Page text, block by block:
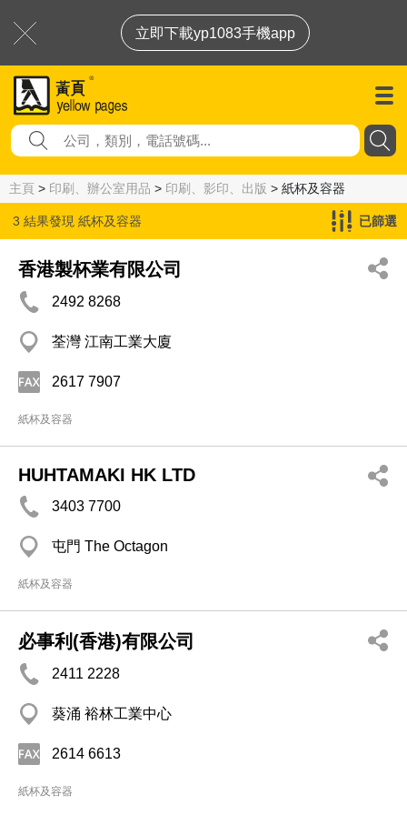
立即下載yp1083手機app
主頁 > 印刷、辦公室用品 > 印刷、影印、出版 > 紙杯及容器
3 結果發現 紙杯及容器 已篩選
香港製杯業有限公司
2492 8268
荃灣 江南工業大廈
2617 7907
紙杯及容器
HUHTAMAKI HK LTD
3403 7700
屯門 The Octagon
紙杯及容器
必事利(香港)有限公司
2411 2228
葵涌 裕林工業中心
2614 6613
紙杯及容器